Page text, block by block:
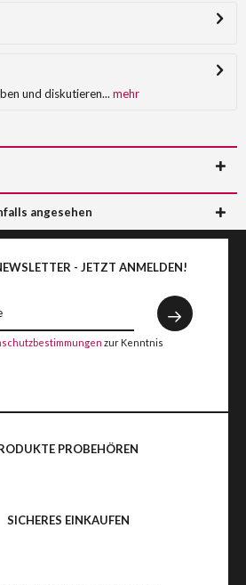
und diskutieren... mehr
angesehen
- JETZT ANMELDEN!
zur Kenntnis
PROBEHÖREN
SICHERES EINKAUFEN